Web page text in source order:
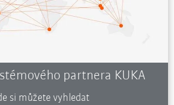
partnera KUKA
si můžete vyhledat